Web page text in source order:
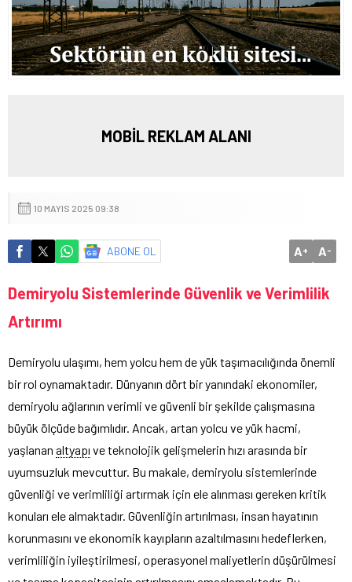
MOBİL REKLAM ALANI
10 MAYIS 2025 09:38
ABONE OL A+ A-
Demiryolu Sistemlerinde Güvenlik ve Verimlilik
Artırımı
Demiryolu ulaşımı, hem yolcu hem de yük taşımacılığında önemli
bir rol oynamaktadır. Dünyanın dört bir yanındaki ekonomiler,
demiryolu ağlarının verimli ve güvenli bir şekilde çalışmasına
büyük ölçüde bağımlıdır. Ancak, artan yolcu ve yük hacmi,
yaşlanan altyapı ve teknolojik gelişmelerin hızı arasında bir
uyumsuzluk mevcuttur. Bu makale, demiryolu sistemlerinde
güvenliği ve verimliliği artırmak için ele alınması gereken kritik
konuları ele almaktadır. Güvenliğin artırılması, insan hayatının
korunmasını ve ekonomik kayıpların azaltılmasını hedeflerken,
verimliliğin iyileştirilmesi, operasyonel maliyetlerin düşürülmesi